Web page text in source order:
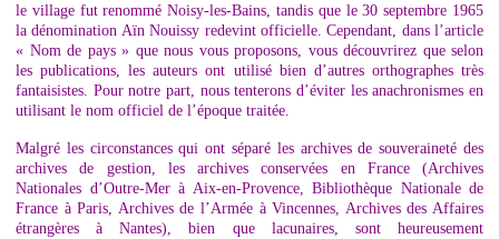
le village fut renommé Noisy-les-Bains, tandis que le 30 septembre 1965
la dénomination Aïn Nouissy redevint officielle. Cependant, dans l’article
« Nom de pays » que nous vous proposons, vous découvrirez que selon
les publications, les auteurs ont utilisé bien d’autres orthographes très
fantaisistes. Pour notre part, nous tenterons d’éviter les anachronismes en
utilisant le nom officiel de l’époque traitée.
Malgré les circonstances qui ont séparé les archives de souveraineté des
archives de gestion, les archives conservées en France (Archives
Nationales d’Outre-Mer à Aix-en-Provence, Bibliothèque Nationale de
France à Paris, Archives de l’Armée à Vincennes, Archives des Affaires
étrangères à Nantes), bien que lacunaires, sont heureusement